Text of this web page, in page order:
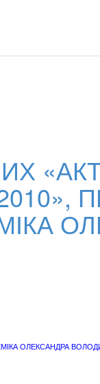
ОЛЕКСАНДРА